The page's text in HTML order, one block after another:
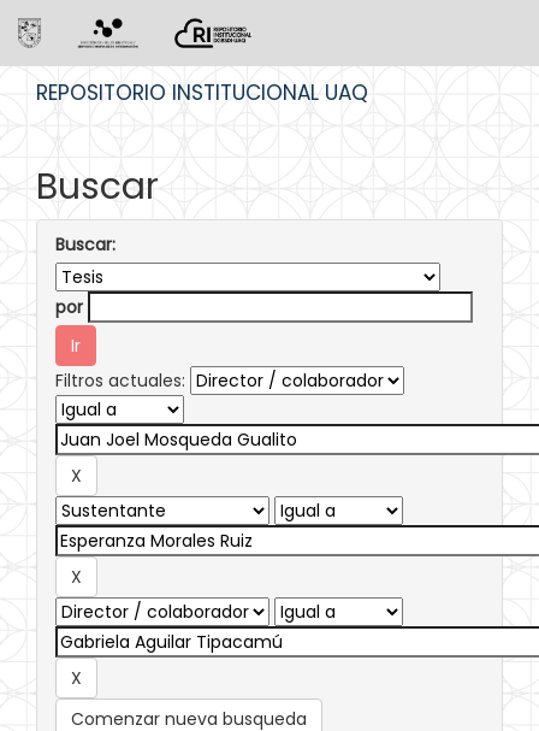
REPOSITORIO INSTITUCIONAL UAQ
Buscar
Buscar:
por
Filtros actuales:
Comenzar nueva busqueda